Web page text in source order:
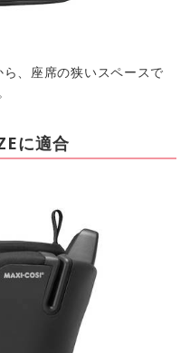
、座席の狭いスペースで
に適合